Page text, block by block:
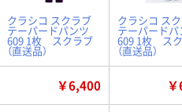
クラシコ スクラブ
テーパードパンツ
609 1枚 スクラブ
（直送品）
クラシコ ス
テーパードパ
609 1枚 ス
（直送品）
￥6,400